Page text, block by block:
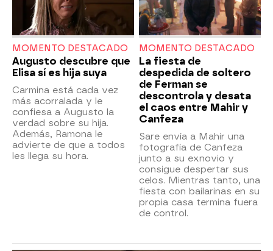
MOMENTO DESTACADO
Augusto descubre que
Elisa sí es hija suya
Carmina está cada vez
más acorralada y le
confiesa a Augusto la
verdad sobre su hija.
Además, Ramona le
advierte de que a todos
les llega su hora.
MOMENTO DESTACADO
La fiesta de
despedida de soltero
de Ferman se
descontrola y desata
el caos entre Mahir y
Canfeza
Sare envía a Mahir una
fotografía de Canfeza
junto a su exnovio y
consigue despertar sus
celos. Mientras tanto, una
fiesta con bailarinas en su
propia casa termina fuera
de control.